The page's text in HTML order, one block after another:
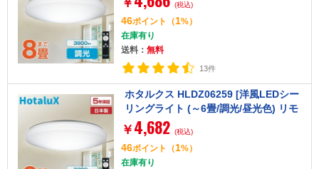
￥ (税込)
46ポイント （1%）
在庫有り
送料： 無料
13件
ホタルクス HLDZ06259 [洋風LEDシー
リングライト (～6畳/調光/昼光色) リモ
コン付き]
￥ 4,682 (税込)
46ポイント （1%）
在庫有り